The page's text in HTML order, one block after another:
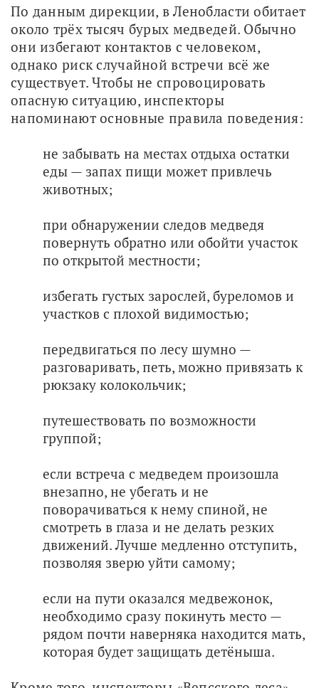
По данным дирекции, в Ленобласти обитает
около трёх тысяч бурых медведей. Обычно
они избегают контактов с человеком,
однако риск случайной встречи всё же
существует. Чтобы не спровоцировать
опасную ситуацию, инспекторы
напоминают основные правила поведения:
не забывать на местах отдыха остатки
еды — запах пищи может привлечь
животных;
при обнаружении следов медведя
повернуть обратно или обойти участок
по открытой местности;
избегать густых зарослей, буреломов и
участков с плохой видимостью;
передвигаться по лесу шумно —
разговаривать, петь, можно привязать к
рюкзаку колокольчик;
путешествовать по возможности
группой;
если встреча с медведем произошла
внезапно, не убегать и не
поворачиваться к нему спиной, не
смотреть в глаза и не делать резких
движений. Лучше медленно отступить,
позволяя зверю уйти самому;
если на пути оказался медвежонок,
необходимо сразу покинуть место —
рядом почти наверняка находится мать,
которая будет защищать детёныша.